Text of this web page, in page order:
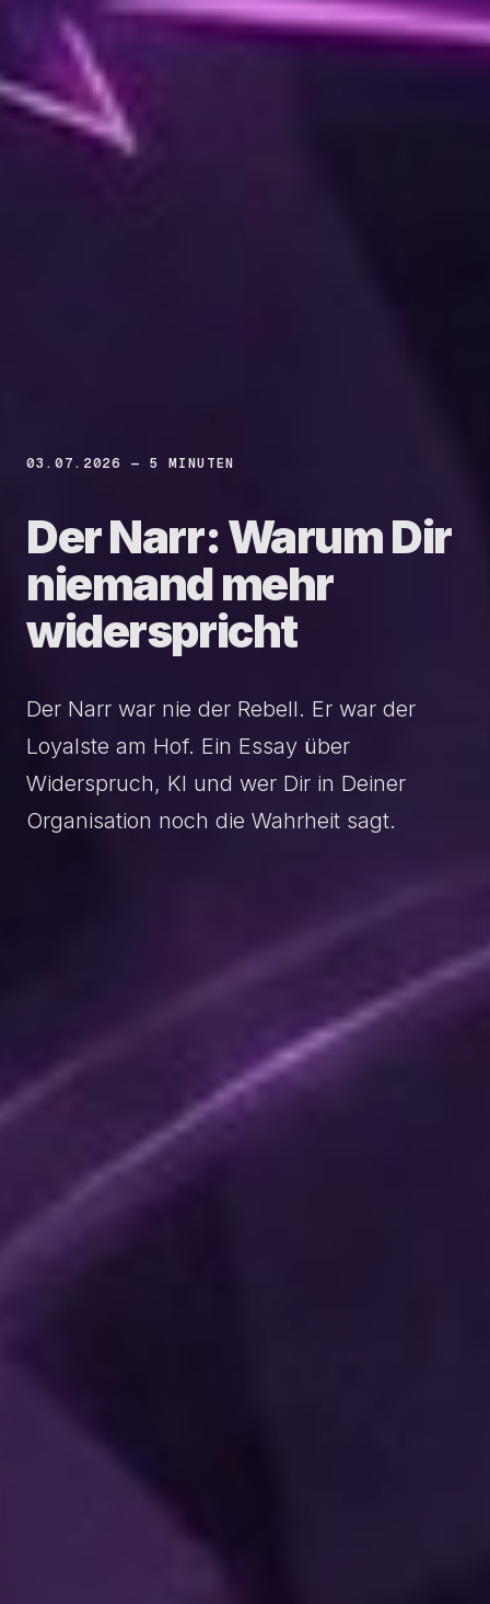
03.07.2026 — 5 MINUTEN
DerNarr:WarumDir
niemandmehr
widerspricht
Der Narr war nie der Rebell. Er war der
Loyalste am Hof. Ein Essay über
Widerspruch, KI und wer Dir in Deiner
Organisation noch die Wahrheit sagt.